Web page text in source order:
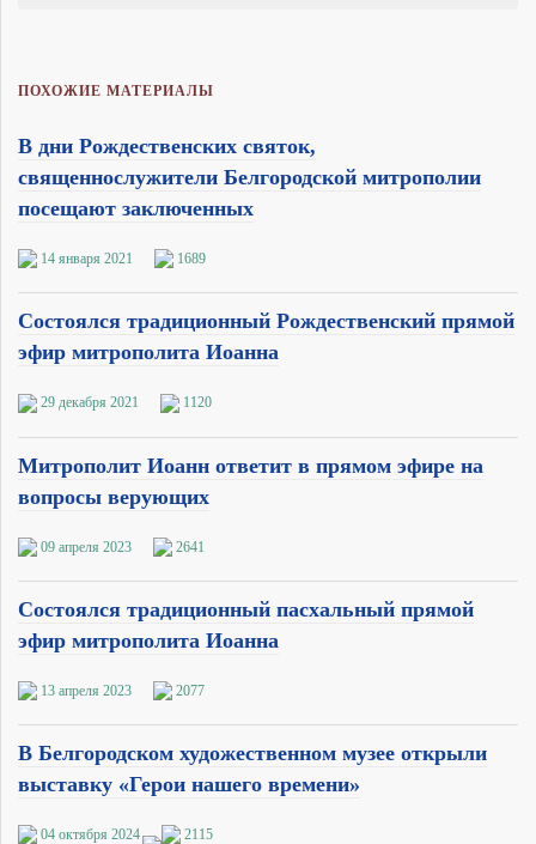
ПОХОЖИЕ МАТЕРИАЛЫ
В дни Рождественских святок,
священнослужители Белгородской митрополии
посещают заключенных
14 января 2021 1689
Состоялся традиционный Рождественский прямой
эфир митрополита Иоанна
29 декабря 2021 1120
Митрополит Иоанн ответит в прямом эфире на
вопросы верующих
09 апреля 2023 2641
Состоялся традиционный пасхальный прямой
эфир митрополита Иоанна
13 апреля 2023 2077
В Белгородском художественном музее открыли
выставку «Герои нашего времени»
04 октября 2024 2115